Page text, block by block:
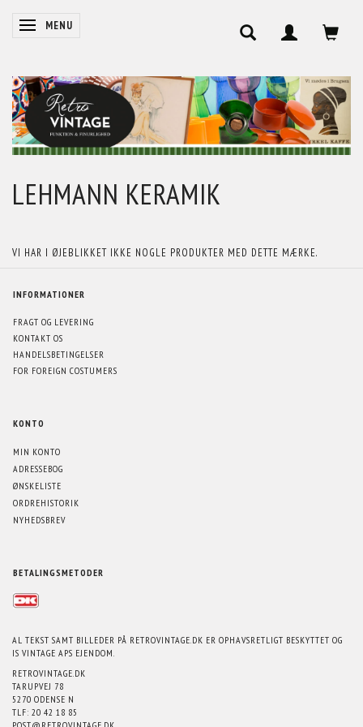
SKIFTE NAVIGATION
MENU
LEHMANN KERAMIK
VI HAR I ØJEBLIKKET IKKE NOGLE PRODUKTER MED DETTE MÆRKE.
INFORMATIONER
FRAGT OG LEVERING
KONTAKT OS
HANDELSBETINGELSER
FOR FOREIGN COSTUMERS
KONTO
MIN KONTO
ADRESSEBOG
ØNSKELISTE
ORDREHISTORIK
NYHEDSBREV
BETALINGSMETODER
AL TEKST SAMT BILLEDER PÅ RETROVINTAGE.DK ER OPHAVSRETLIGT BESKYTTET OG
IS VINTAGE APS EJENDOM.
RETROVINTAGE.DK
TARUPVEJ 78
5270 ODENSE N
TLF: 20 42 18 85